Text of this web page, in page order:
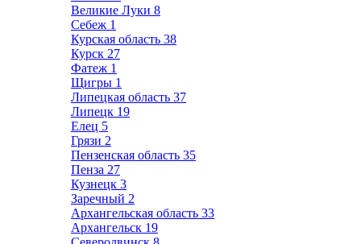
Великие Луки 8
Себеж 1
Курская область 38
Курск 27
Фатеж 1
Щигры 1
Липецкая область 37
Липецк 19
Елец 5
Грязи 2
Пензенская область 35
Пенза 27
Кузнецк 3
Заречный 2
Архангельская область 33
Архангельск 19